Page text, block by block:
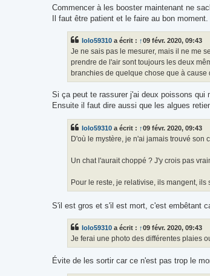
Commencer à les booster maintenant ne
Il faut être patient et le faire au bon moment.
lolo59310 a écrit : ↑09 févr. 2020, 09:43
Je ne sais pas le mesurer, mais il ne me
prendre de l'air sont toujours les deux
branchies de quelque chose que à
Si ça peut te rassurer j'ai deux poissons qui
Ensuite il faut dire aussi que les algues
lolo59310 a écrit : ↑09 févr. 2020, 09:43
D'où le mystère, je n'ai jamais trouvé son
Un chat l'aurait choppé ? J'y crois pas
Pour le reste, je relativise, ils mangent,
S'il est gros et s'il est mort, c'est embêtant
lolo59310 a écrit : ↑09 févr. 2020, 09:43
Je ferai une photo des différentes plaies
Évite de les sortir car ce n'est pas trop le